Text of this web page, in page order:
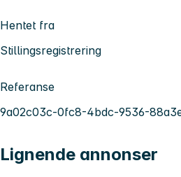
Hentet fra
Stillingsregistrering
Referanse
9a02c03c-0fc8-4bdc-9536-
Lignende annonser